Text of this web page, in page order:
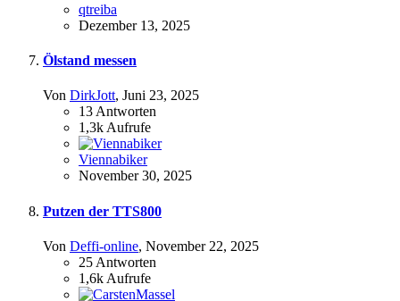
qtreiba
Dezember 13, 2025
Ölstand messen
Von DirkJott, Juni 23, 2025
13 Antworten
1,3k Aufrufe
Viennabiker
November 30, 2025
Putzen der TTS800
Von Deffi-online, November 22, 2025
25 Antworten
1,6k Aufrufe